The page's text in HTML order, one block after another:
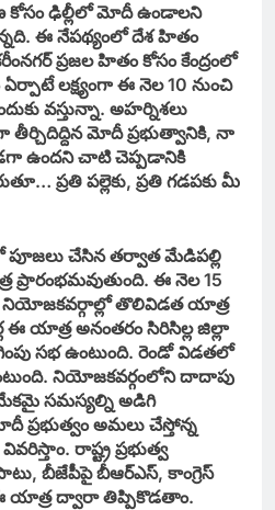
కోసం ఢిల్లీలో మోదీ ఉండాలని
ఈ నేపథ్యంలో దేశ హితం
ప్రజల హితం కోసం కేంద్రంలో
లక్ష్యంగా ఈ నెల 10 నుంచి
వస్తున్నా. అహర్నిశలు
తీర్చిదిద్దిన మోదీ ప్రభుత్వానికి, నా
ఉందని చాటి చెప్పడానికి
ప్రతి పల్లెకు, ప్రతి గడపకు మీ
పూజలు చేసిన తర్వాత మేడిపల్లి
ఈ నెల 15
నియోజకవర్గాల్లో తొలివిడత యాత్ర
ఈ యాత్ర అనంతరం సిరిసిల్ల జిల్లా
సభ ఉంటుంది. రెండో విడతలో
నియోజకవర్గంలోని దాదాపు
సమస్యల్ని అడిగి
ప్రభుత్వం అమలు చేస్తోన్న
రాష్ట్ర ప్రభుత్వ
బీజేపీపై బీఆర్ఎస్, కాంగ్రెస్
యాత్ర ద్వారా తిప్పికొడతాం.